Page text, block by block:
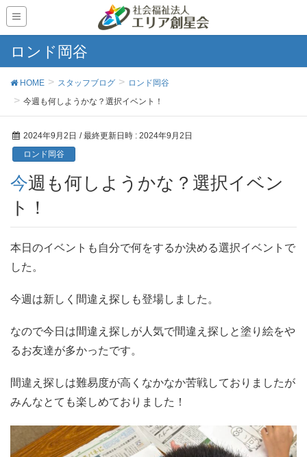
ロンド岡谷
HOME スタッフブログ
ロンド岡谷
今週も何しようかな？選択イベント！
2024年9月2日 / 最終更新日時 : 2024年9月2日
ロンド岡谷
今週も何しようかな？選択イベン
ト！
本日のイベントも自分で何をするか決める選択イベントで
した。
今週は新しく間違え探しも登場しました。
なので今日は間違え探しが人気で間違え探しと塗り絵をや
るお友達が多かったです。
間違え探しは難易度が高くなかなか苦戦しておりましたが
みんなとても楽しめておりました！